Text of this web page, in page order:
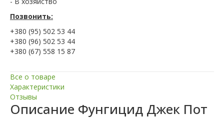
Позвонить:
+380 (95) 502 53 44
+380 (96) 502 53 44
+380 (67) 558 15 87
Все о товаре
Характеристики
Отзывы
Описание Фунгицид Джек Пот